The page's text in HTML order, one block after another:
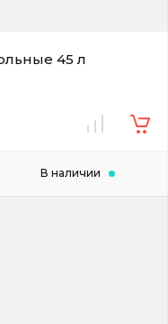
45 л
В наличии